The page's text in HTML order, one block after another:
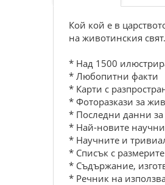
Кой кой е в
на животинския свят.
* Над 1500
* Любопитни факти
* Карти с
* Фоторазкази за
* Последни данни за
* Най-новите научни
* Научните и
* Списък с
* Съдържание,
* Речник на